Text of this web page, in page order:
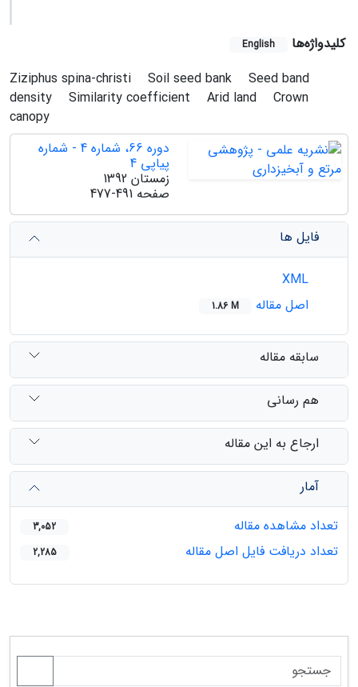
کلیدواژه‌ها English
Ziziphus spina-christi Soil seed bank
Seed band
density
Similarity coefficient Arid land
Crown
canopy
دوره 66، شماره 4 - شماره
پیاپی 4
زمستان 1392
صفحه 477-491
فایل ها
اصل مقاله
1.86 M
سابقه مقاله
هم رسانی
ارجاع به این مقاله
آمار
تعداد مشاهده مقاله
3,052
تعداد دریافت فایل اصل مقاله 2,285